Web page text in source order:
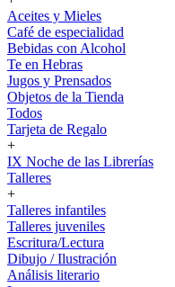
Aceites y Mieles
Café de especialidad
Bebidas con Alcohol
Te en Hebras
Jugos y Prensados
Objetos de la Tienda
Todos
Tarjeta de Regalo
+
IX Noche de las Librerías
Talleres
+
Talleres infantiles
Talleres juveniles
Escritura/Lectura
Dibujo / Ilustración
Análisis literario